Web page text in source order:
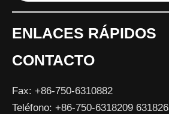
ENLACES RÁPIDOS
CONTACTO
Fax: +86-750-6310882
Teléfono: +86-750-6318209